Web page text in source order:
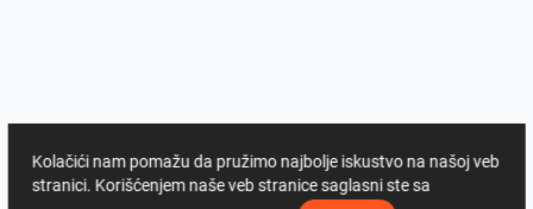
Kolačići nam pomažu da pružimo najbolje iskustvo na našoj veb
stranici. Korišćenjem naše veb stranice saglasni ste sa